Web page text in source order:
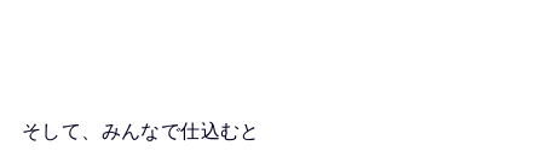
そして、みんなで仕込むと